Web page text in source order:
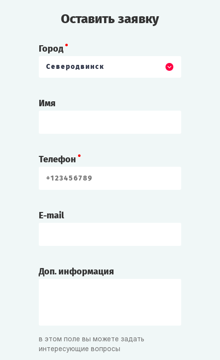
Оставить заявку
Город
Северодвинск
Имя
Телефон
E-mail
Доп. информация
в этом поле вы можете задать
интересующие вопросы